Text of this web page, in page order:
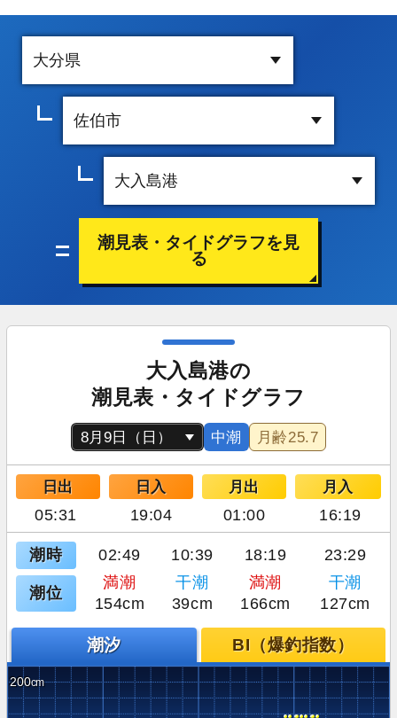
潮見表・タイドグラフを見
る
大入島港の
潮見表・タイドグラフ
中潮 月齢25.7
日出 日入 月出 月入
05:31 19:04 01:00 16:19
潮時 02:49 10:39 18:19 23:29
潮位
満潮 干潮 満潮
干潮
154cm
39cm 166cm 127cm
潮汐 BI（爆釣指数）
200